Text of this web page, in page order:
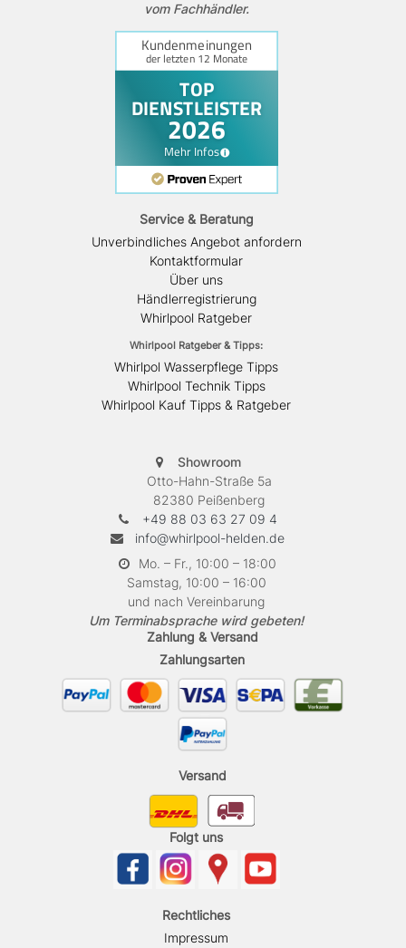
vom Fachhändler.
Service & Beratung
Unverbindliches Angebot anfordern
Kontaktformular
Über uns
Händlerregistrierung
Whirlpool Ratgeber
Whirlpool Ratgeber & Tipps:
Whirlpol Wasserpflege Tipps
Whirlpool Technik Tipps
Whirlpool Kauf Tipps & Ratgeber
Showroom
Otto-Hahn-Straße 5a
82380 Peißenberg
+49 88 03 63 27 09 4
info@whirlpool-helden.de
Mo. – Fr., 10:00 – 18:00
Samstag, 10:00 – 16:00
und nach Vereinbarung
Um Terminabsprache wird gebeten!
Zahlung & Versand
Zahlungsarten
Versand
Folgt uns
Rechtliches
Impressum